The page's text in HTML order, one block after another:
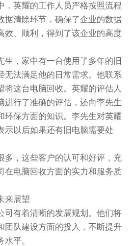
，英耀的工作人员严格按照流程
据清除环节，确保了企业的数据
效、顺利，得到了该企业的高度
生，家中有一台使用了多年的旧
无法满足他的日常需求。他联系
将这台电脑回收。英耀的评估人
进行了准确的评估，还向李先生
环保方面的知识。李先生对英耀
示以后如果还有旧电脑需要处
多，这些客户的认可和好评，充
在电脑回收方面的实力和服务质
来展望
司有着清晰的发展规划。他们将
团队建设方面的投入，不断提升
平。